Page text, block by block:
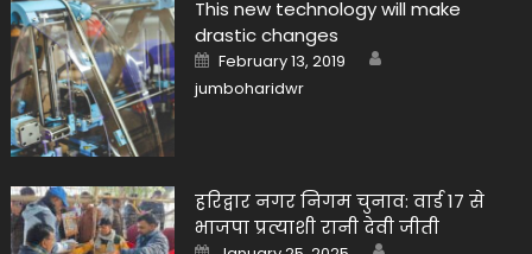
This new technology will make
drastic changes
Posted
on
February 13, 2019
jumboharidwr
हरिद्वार नगर निगम चुनाव: वार्ड 17 से
भाजपा प्रत्याशी रानी देवी जीती
Posted